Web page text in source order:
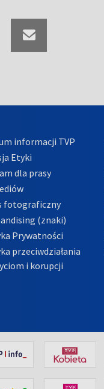
informacji TVP
Etyki
dla prasy
fotograficzny
(znaki)
Prywatności
przeciwdziałania
i korupcji